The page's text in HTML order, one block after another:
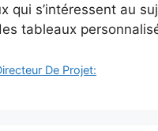
qui s’intéressent au
tableaux
De Projet: